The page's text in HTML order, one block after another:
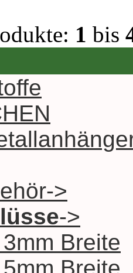
1 bis
>
->
Breite
Breite